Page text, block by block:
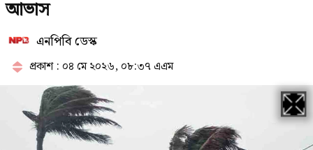
আভাস
এনপিবি ডেস্ক
প্রকাশ : ০৪ মে ২০২৬, ০৮:৩৭ এএম